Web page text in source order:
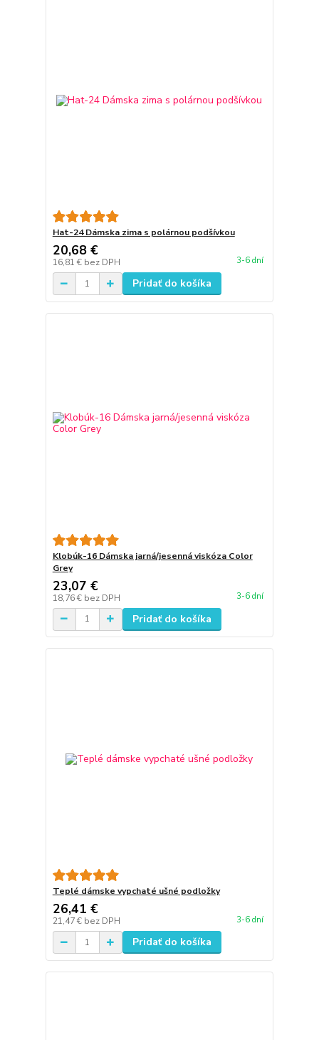
Hat-24 Dámska zima s polárnou podšívkou
20,68 €
16,81 € bez DPH 3-6 dní
Pridať do košíka
Klobúk-16 Dámska jarná/jesenná viskóza Color
Grey
23,07 €
18,76 € bez DPH 3-6 dní
Pridať do košíka
Teplé dámske vypchaté ušné podložky
26,41 €
21,47 € bez DPH 3-6 dní
Pridať do košíka